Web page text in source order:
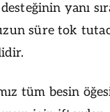
yanı
süre tok
tüm besin